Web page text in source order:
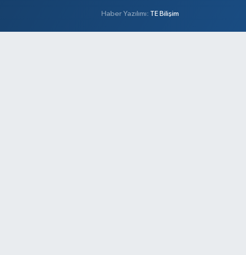
Haber Yazılımı: TE Bilişim